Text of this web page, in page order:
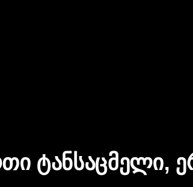
ტანსაცმელი,